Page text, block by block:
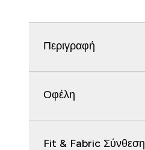
Περιγραφή
Οφέλη
Fit & Fabric Σύνθεση